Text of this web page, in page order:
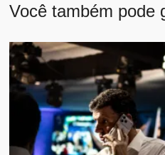
Você também pode